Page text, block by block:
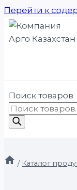
Перейти к
Поиск товаров
/ Каталог